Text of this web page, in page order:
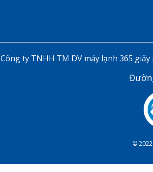
Công ty TNHH TM DV máy lạnh 365
©